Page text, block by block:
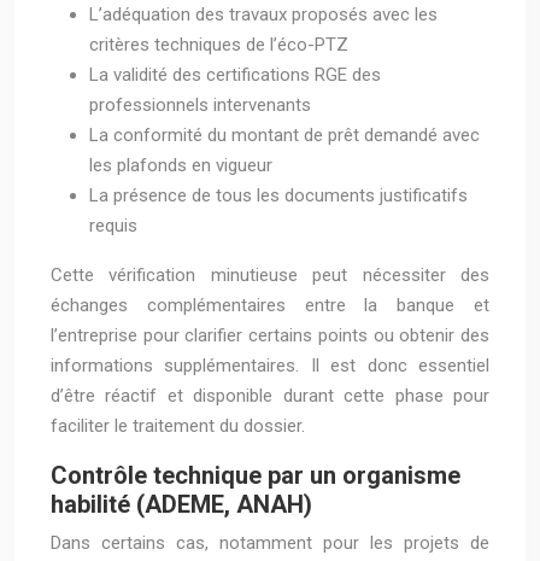
L’adéquation des travaux proposés avec les
critères techniques de l’éco-PTZ
La validité des certifications RGE des
professionnels intervenants
La conformité du montant de prêt demandé avec
les plafonds en vigueur
La présence de tous les documents justificatifs
requis
Cette vérification minutieuse peut nécessiter des
échanges complémentaires entre la banque et
l’entreprise pour clarifier certains points ou obtenir des
informations supplémentaires. Il est donc essentiel
d’être réactif et disponible durant cette phase pour
faciliter le traitement du dossier.
Contrôle technique par un organisme
habilité (ADEME, ANAH)
Dans certains cas, notamment pour les projets de